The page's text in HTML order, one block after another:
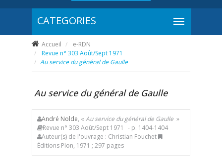
Accueil
e-RDN
Revue n° 303 Août/Sept 1971
Au service du général de Gaulle
Au service du général de Gaulle
André Nolde, « Au service du général de Gaulle »
Revue n° 303 Août/Sept 1971
- p. 1404-1404
Auteur(s) de l'ouvrage : Christian Fouchet
Éditions Plon, 1971 ; 297 pages